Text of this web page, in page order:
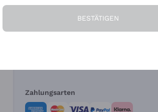
Die Firma
Zahlungsarten
BESTÄTIGEN